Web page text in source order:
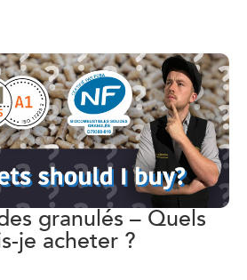
granulés – Quels
je acheter ?